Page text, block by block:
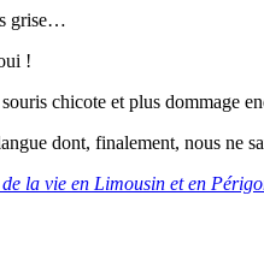
grise…
!
chicote et plus dommage
dont, finalement, nous ne
de la vie en Limousin et en